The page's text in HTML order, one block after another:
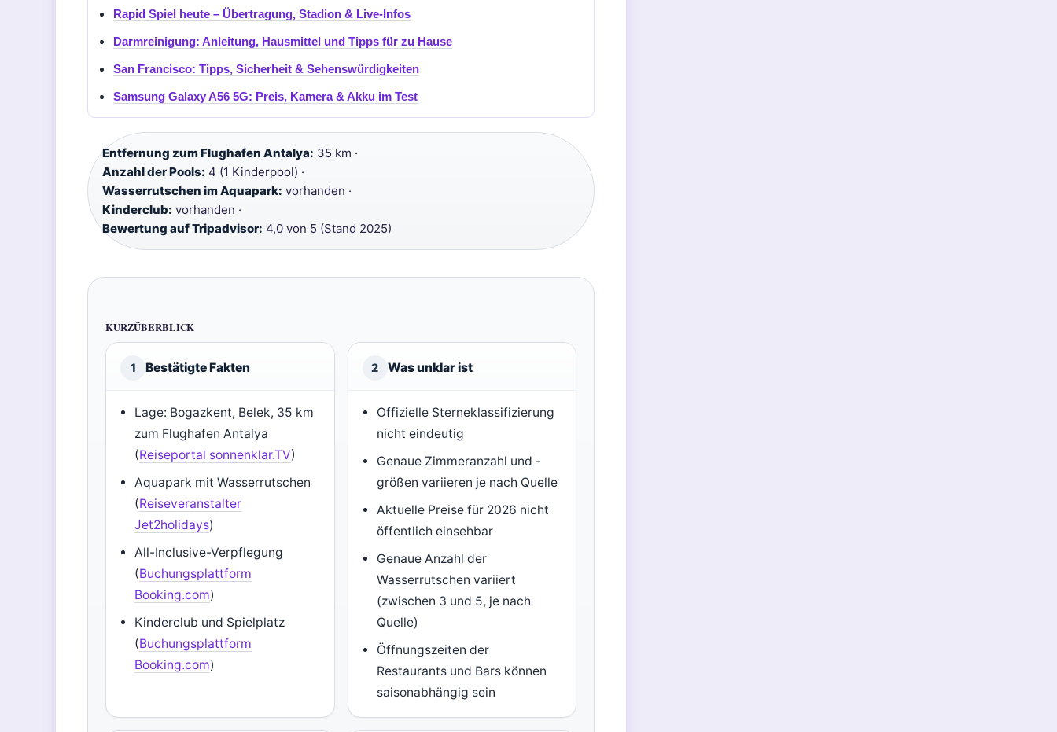
Rapid Spiel heute – Übertragung, Stadion & Live-Infos
Darmreinigung: Anleitung, Hausmittel und Tipps für zu Hause
San Francisco: Tipps, Sicherheit & Sehenswürdigkeiten
Samsung Galaxy A56 5G: Preis, Kamera & Akku im Test
Entfernung zum Flughafen Antalya: 35 km ·
Anzahl der Pools: 4 (1 Kinderpool) ·
Wasserrutschen im Aquapark: vorhanden ·
Kinderclub: vorhanden ·
Bewertung auf Tripadvisor: 4,0 von 5 (Stand 2025)
KURZÜBERBLICK
1 Bestätigte Fakten
Lage: Bogazkent, Belek, 35 km
zum Flughafen Antalya
(Reiseportal sonnenklar.TV)
Aquapark mit Wasserrutschen
(Reiseveranstalter
Jet2holidays)
All-Inclusive-Verpflegung
(Buchungsplattform
Booking.com)
Kinderclub und Spielplatz
(Buchungsplattform
Booking.com)
2 Was unklar ist
Offizielle Sterneklassifizierung
nicht eindeutig
Genaue Zimmeranzahl und -
größen variieren je nach Quelle
Aktuelle Preise für 2026 nicht
öffentlich einsehbar
Genaue Anzahl der
Wasserrutschen variiert
(zwischen 3 und 5, je nach
Quelle)
Öffnungszeiten der
Restaurants und Bars können
saisonabhängig sein